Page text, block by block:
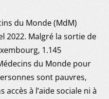
du Monde (MdM)
2022. Malgré la sortie de
1.145
du Monde pour
sont pauvres,
à l’aide sociale ni à